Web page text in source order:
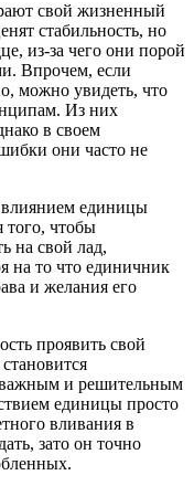
свой жизненный
стабильность, но
из-за чего они порой
Впрочем, если
можно увидеть, что
Из них
в своем
они часто не
единицы
того, чтобы
на свой лад,
на то что единичник
и желания его
проявить свой
и решительным
единицы просто
вливания в
зато он точно